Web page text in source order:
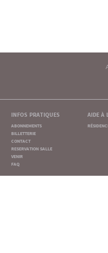
infos pratiques
abonnements
billetterie
contact
reservation salle
venir
faq
aide